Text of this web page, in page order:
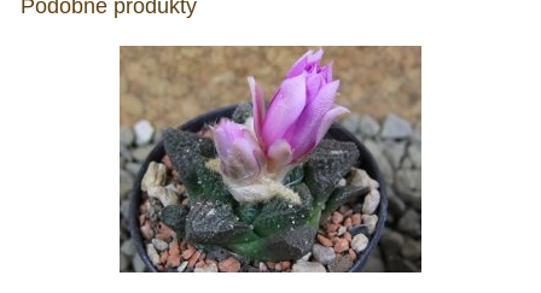
Podobné produkty